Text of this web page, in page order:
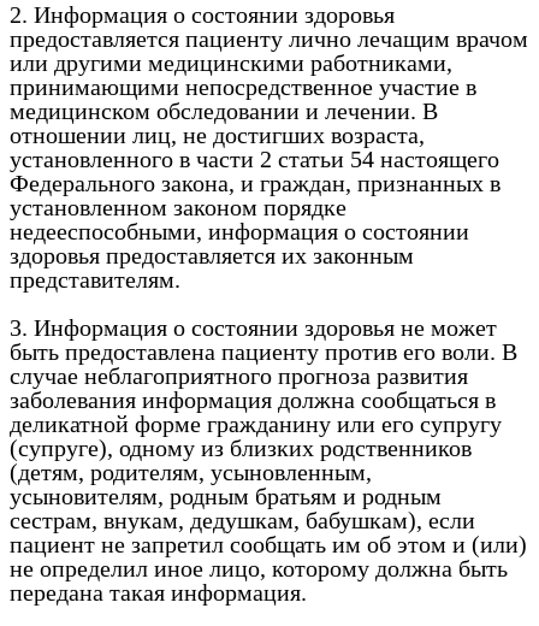
2. Информация о состоянии здоровья
предоставляется пациенту лично лечащим врачом
или другими медицинскими работниками,
принимающими непосредственное участие в
медицинском обследовании и лечении. В
отношении лиц, не достигших возраста,
установленного в части 2 статьи 54 настоящего
Федерального закона, и граждан, признанных в
установленном законом порядке
недееспособными, информация о состоянии
здоровья предоставляется их законным
представителям.
3. Информация о состоянии здоровья не может
быть предоставлена пациенту против его воли. В
случае неблагоприятного прогноза развития
заболевания информация должна сообщаться в
деликатной форме гражданину или его супругу
(супруге), одному из близких родственников
(детям, родителям, усыновленным,
усыновителям, родным братьям и родным
сестрам, внукам, дедушкам, бабушкам), если
пациент не запретил сообщать им об этом и (или)
не определил иное лицо, которому должна быть
передана такая информация.